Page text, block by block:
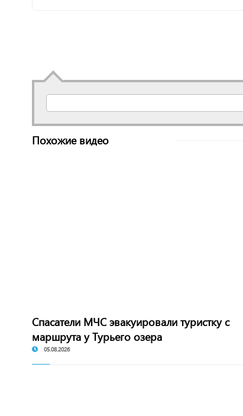
Похожие видео
Спасатели МЧС эвакуировали туристку с
маршрута у Турьего озера
05.08.2026